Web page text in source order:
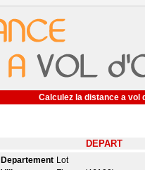
Calculez la distance a vol
DEPART
Departement Lot